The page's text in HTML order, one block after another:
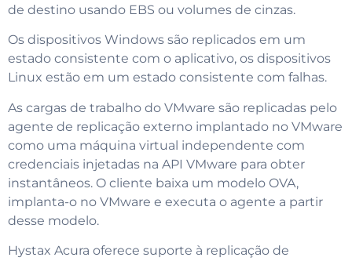
de destino usando EBS ou volumes de cinzas.
Os dispositivos Windows são replicados em um
estado consistente com o aplicativo, os dispositivos
Linux estão em um estado consistente com falhas.
As cargas de trabalho do VMware são replicadas pelo
agente de replicação externo implantado no VMware
como uma máquina virtual independente com
credenciais injetadas na API VMware para obter
instantâneos. O cliente baixa um modelo OVA,
implanta-o no VMware e executa o agente a partir
desse modelo.
Hystax Acura oferece suporte à replicação de